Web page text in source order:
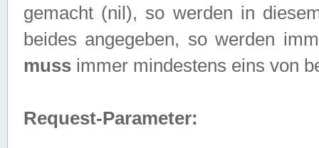
gemacht (nil), so werden in
beides angegeben, so werden
muss immer mindestens eins von
Request-Parameter: